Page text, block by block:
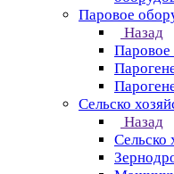
Паровое
Назад
Паровое
Сельско
Назад
Сельско